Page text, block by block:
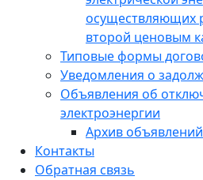
осуществляющих
второй ценовым
Типовые формы
Уведомления о
Объявления об
электроэнергии
Архив объявлений
Контакты
Обратная связь